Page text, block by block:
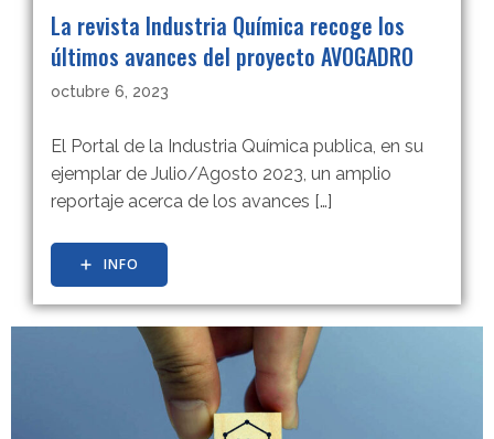
La revista Industria Química recoge los
últimos avances del proyecto AVOGADRO
octubre 6, 2023
El Portal de la Industria Química publica, en su
ejemplar de Julio/Agosto 2023, un amplio
reportaje acerca de los avances […]
INFO